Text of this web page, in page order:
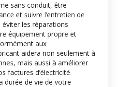
sans conduit, être
et suivre l’entretien de
les réparations
équipement propre et
aux
aidera non seulement à
mais aussi à améliorer
factures d’électricité
durée de vie de votre